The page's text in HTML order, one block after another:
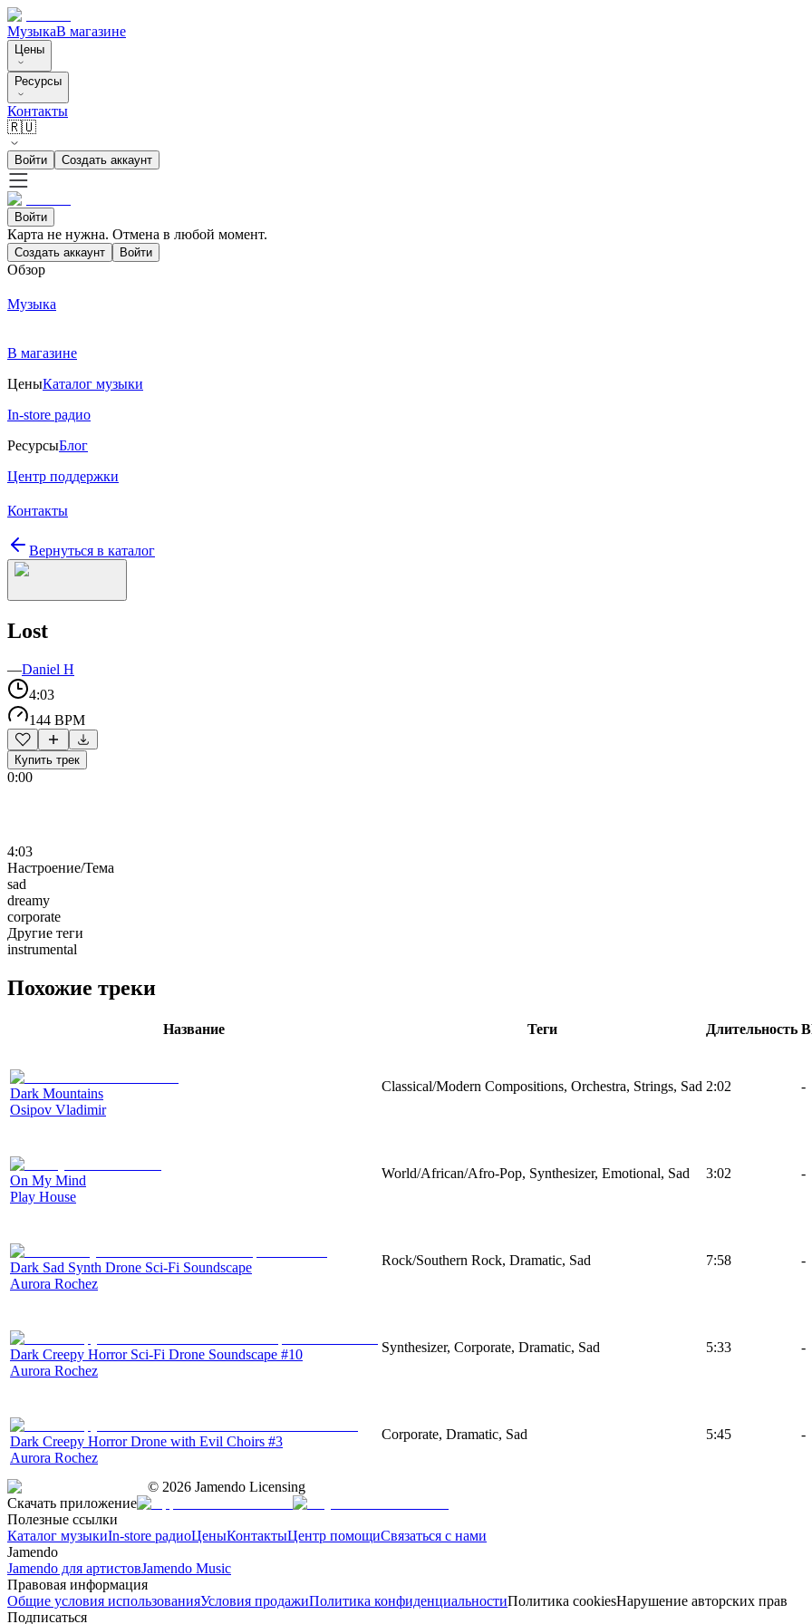
МузыкаВ магазине
Цены
Ресурсы
Контакты
🇷🇺
Войти Создать аккаунт
Войти
Карта не нужна. Отмена в любой момент.
Создать аккаунт Войти
Обзор
Музыка
В магазине
ЦеныКаталог музыки
In-store радио
РесурсыБлог
Центр поддержки
Контакты
Вернуться в каталог
Lost
—Daniel H
4:03
144 BPM
Купить трек
0:00
4:03
Настроение/Тема
sad
dreamy
corporate
Другие теги
instrumental
Похожие треки
Название Теги Длительность
Dark Mountains
Osipov Vladimir
Classical/Modern Compositions, Orchestra, Strings, Sad 2:02 -
On My Mind
Play House
World/African/Afro-Pop, Synthesizer, Emotional, Sad 3:02 -
Dark Sad Synth Drone Sci-Fi Soundscape
Aurora Rochez
Rock/Southern Rock, Dramatic, Sad 7:58 -
Dark Creepy Horror Sci-Fi Drone Soundscape #10
Aurora Rochez
Synthesizer, Corporate, Dramatic, Sad 5:33 -
Dark Creepy Horror Drone with Evil Choirs #3
Aurora Rochez
Corporate, Dramatic, Sad 5:45 -
© 2026 Jamendo Licensing
Скачать приложение
Полезные ссылки
Каталог музыкиIn-store радиоЦеныКонтактыЦентр помощиСвязаться с нами
Jamendo
Jamendo для артистовJamendo Music
Правовая информация
Общие условия использованияУсловия продажиПолитика конфиденциальностиПолитика cookiesНарушение авторских прав
Подписаться